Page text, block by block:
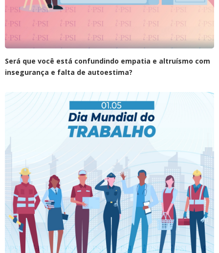
Será que você está confundindo empatia e altruísmo com
insegurança e falta de autoestima?